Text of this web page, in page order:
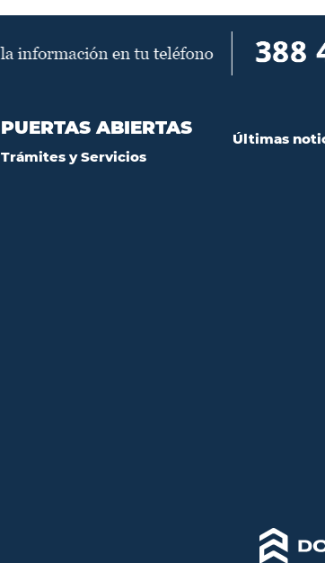
PUERTAS ABIERTAS
Trámites y Servicios
Últimas